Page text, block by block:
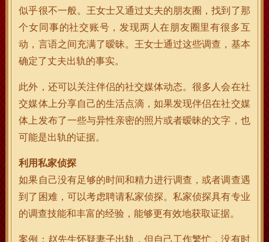
似乎很不一般。王女士又通过丈夫的朋友圈，找到了那
个女同事的社交账号，发现两人在朋友圈里有很多互
动，言语之间充满了暧昧。王女士通过这些调查，基本
确定了丈夫出轨的事实。
此外，还可以关注伴侣的社交媒体动态。很多人会在社
交媒体上分享自己的生活点滴，如果发现伴侣在社交媒
体上发布了一些与异性亲密的照片或者暧昧的文字，也
可能是出轨的证据。
利用私家侦探
如果自己没有足够的时间和精力进行调查，或者调查遇
到了困难，可以考虑聘请私家侦探。私家侦探具有专业
的调查技能和丰富的经验，能够更有效地获取证据。
案例：赵先生怀疑妻子出轨，但自己工作繁忙，没有时